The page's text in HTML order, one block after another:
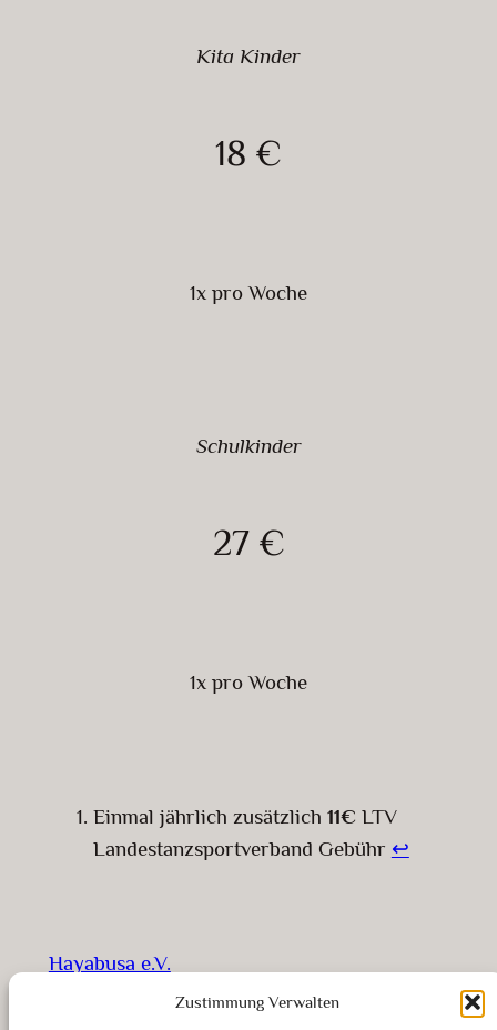
Zustimmung Verwalten
Kita Kinder
18 €
1x pro Woche
Schulkinder
27 €
1x pro Woche
Einmal jährlich zusätzlich 11€ LTV
Landestanzsportverband Gebühr ↩︎
Hayabusa e.V.